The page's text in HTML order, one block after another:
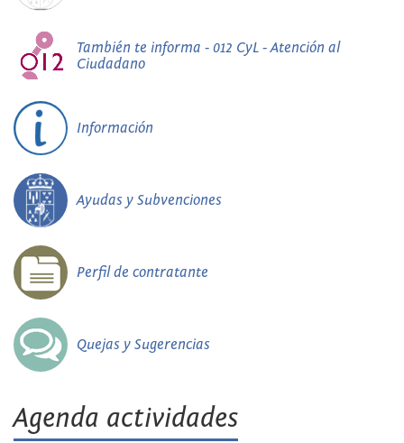
También te informa - 012 CyL - Atención al
Ciudadano
Información
Ayudas y Subvenciones
Perfil de contratante
Quejas y Sugerencias
Agenda actividades